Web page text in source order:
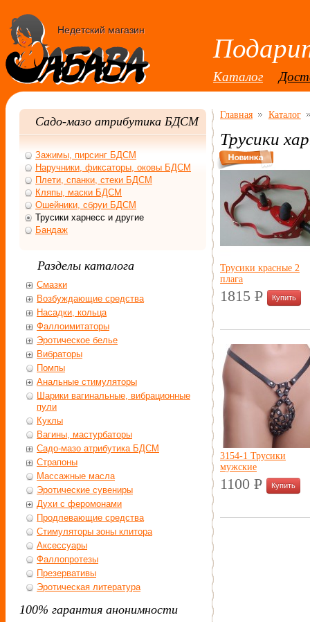
Недетский магазин
Каталог
Главная Каталог
Трусики
Трусики красные 2
плага
1815 P
УБ.
3154-1 Трусики
мужские
1100 P
УБ.
Садо-мазо атрибутика БДСМ
Зажимы, пирсинг БДСМ
Наручники, фиксаторы, оковы БДСМ
Плети, спанки, стеки БДСМ
Кляпы, маски БДСМ
Ошейники, сбруи БДСМ
Трусики харнесс и другие
Бандаж
Разделы каталога
Смазки
Возбуждающие средства
Насадки, кольца
Фаллоимитаторы
Эротическое белье
Вибраторы
Помпы
Анальные стимуляторы
Шарики вагинальные, вибрационные
пули
Куклы
Вагины, мастурбаторы
Садо-мазо атрибутика БДСМ
Страпоны
Массажные масла
Эротические сувениры
Духи с феромонами
Продлевающие средства
Стимуляторы зоны клитора
Аксессуары
Фаллопротезы
Презервативы
Эротическая литература
100% гарантия анонимности